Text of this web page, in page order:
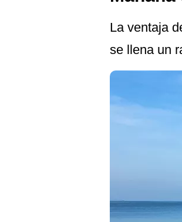
La ventaja
se llena un